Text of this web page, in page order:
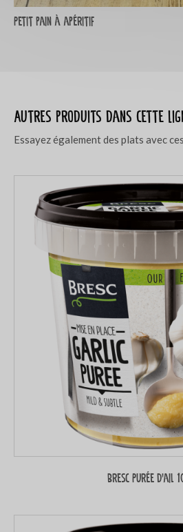
Petit pain à apéritif
Autres produits dans cette
Essayez également des plats avec
Bresc Purée d’ail